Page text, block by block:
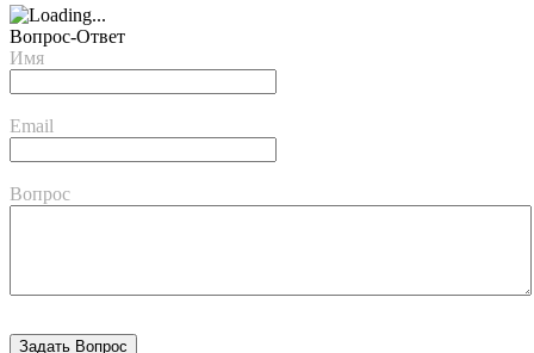
Вопрос-Ответ
Имя
Email
Вопрос